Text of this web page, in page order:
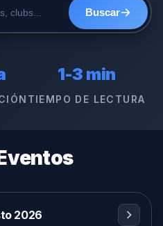
Buscar
1-3 min
TIEMPO DE LECTURA
2026